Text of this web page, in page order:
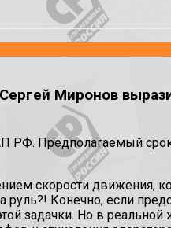
Миронов
РФ. Предполагаемый
скорости движения,
руль?! Конечно, если
задачки. Но в реальной